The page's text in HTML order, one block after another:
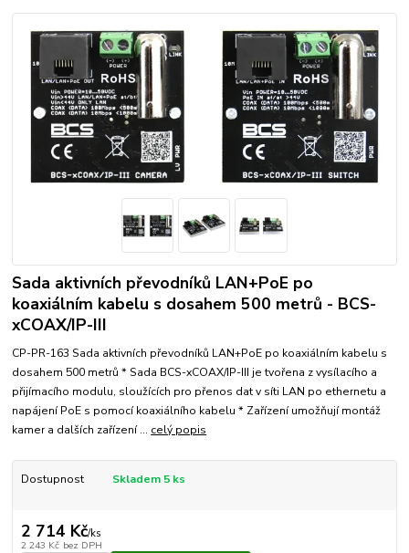
Sada aktivních převodníků LAN+PoE po
koaxiálním kabelu s dosahem 500 metrů - BCS-
xCOAX/IP-III
CP-PR-163 Sada aktivních převodníků LAN+PoE po koaxiálním kabelu s
dosahem 500 metrů * Sada BCS-xCOAX/IP-III je tvořena z vysílacího a
přijímacího modulu, sloužících pro přenos dat v síti LAN po ethernetu a
napájení PoE s pomocí koaxiálního kabelu * Zařízení umožňují montáž
kamer a dalších zařízení ... celý popis
Dostupnost Skladem 5 ks
2 714 Kč/ks
2 243 Kč bez DPH